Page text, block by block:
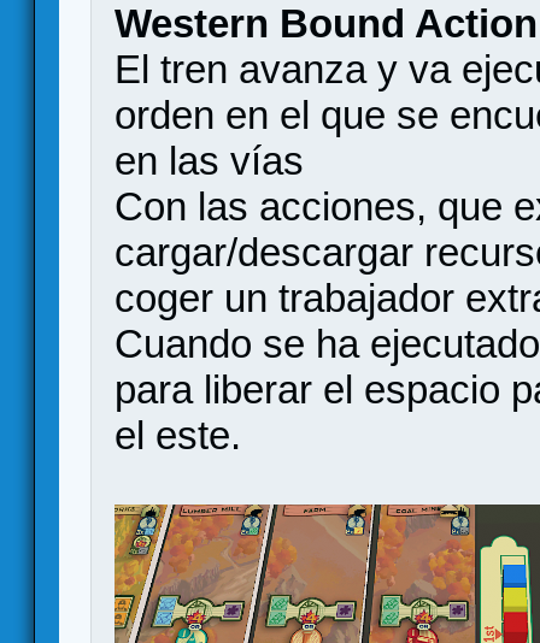
Western Bound
El tren avanza y va
orden en el que se
en las vías
Con las acciones, que
cargar/descargar
coger un trabajador
Cuando se ha
para liberar el espacio
el este.